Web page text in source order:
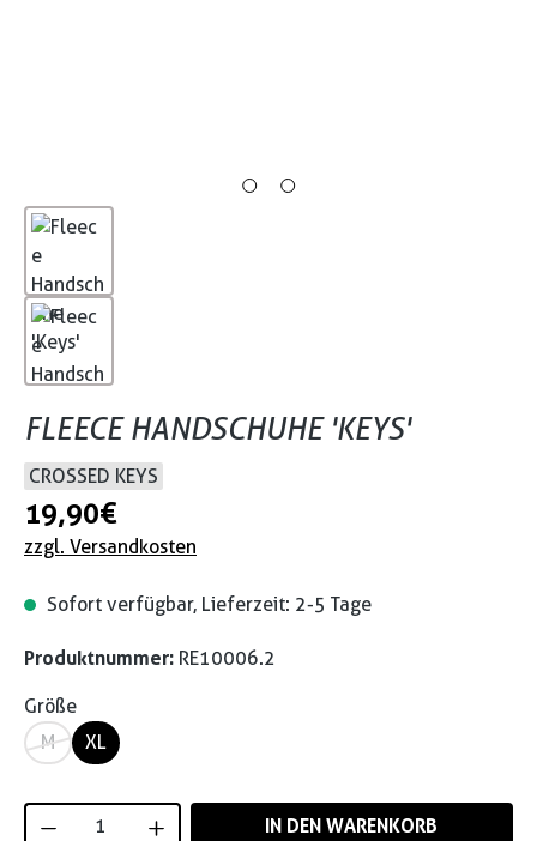
FLEECE HANDSCHUHE 'KEYS'
CROSSED KEYS
19,90 €
zzgl. Versandkosten
Sofort verfügbar, Lieferzeit: 2-5 Tage
Produktnummer: RE10006.2
Größe
M
XL
Produkt Anzahl: Gib den gewünschten
IN DEN WARENKORB